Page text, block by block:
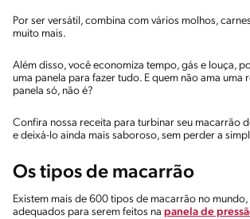
Por ser versátil, combina com vários molhos,
muito mais.
Além disso, você economiza tempo, gás e louça,
uma panela para fazer tudo. E quem não ama uma
panela só, não é?
Confira nossa receita para turbinar seu macarrão
e deixá-lo ainda mais saboroso, sem perder a
Os tipos de macarrão
Existem mais de 600 tipos de macarrão no
adequados para serem feitos na panela de